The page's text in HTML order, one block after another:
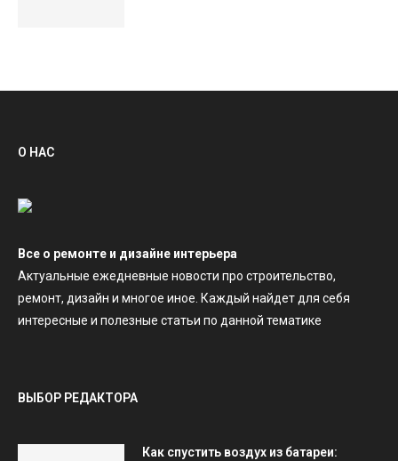
О НАС
Все о ремонте и дизайне интерьера
Актуальные ежедневные новости про строительство,
ремонт, дизайн и многое иное. Каждый найдет для себя
интересные и полезные статьи по данной тематике
ВЫБОР РЕДАКТОРА
Как спустить воздух из батареи: